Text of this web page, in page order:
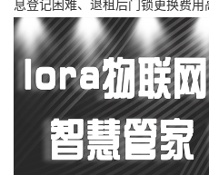
息登记困难、退租后门锁更换费用